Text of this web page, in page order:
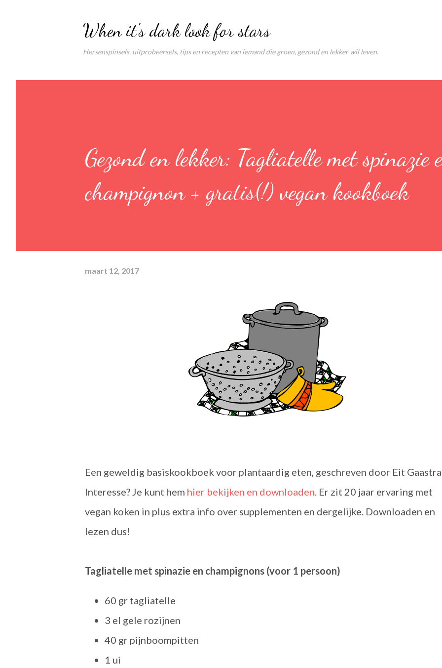
When it's dark look for stars
Hersenspinsels, uitprobeersels, tips en recepten van iemand die groen, gezond en lekker wil leven.
Gezond en lekker: Tagliatelle met spinazie
champignon + gratis(!) vegan kookboek
maart 12, 2017
Een geweldig basiskookboek voor plantaardig eten, geschreven door Eit
Interesse? Je kunt hem hier bekijken en downloaden. Er zit 20 jaar ervaring met
vegan koken in plus extra info over supplementen en dergelijke. Downloaden en
lezen dus!
Tagliatelle met spinazie en champignons (voor 1 persoon)
60 gr tagliatelle
3 el gele rozijnen
40 gr pijnboompitten
1 ui